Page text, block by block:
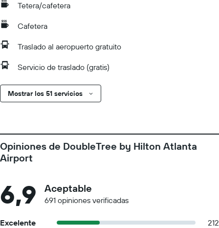
Tetera/cafetera
Cafetera
Traslado al aeropuerto gratuito
Servicio de traslado (gratis)
Mostrar los 51 servicios
Opiniones de DoubleTree by Hilton Atlanta
Airport
6,9 Aceptable
691 opiniones verificadas
Excelente
212